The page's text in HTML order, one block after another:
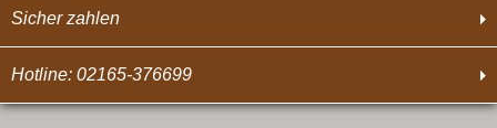
Sicher zahlen
Hotline: 02165-376699